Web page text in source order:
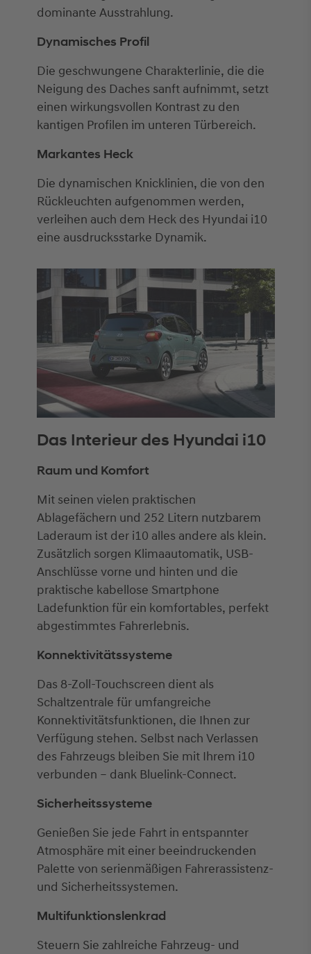
dominante Ausstrahlung.
Dynamisches Profil
Die geschwungene Charakterlinie, die die
Neigung des Daches sanft aufnimmt, setzt
einen wirkungsvollen Kontrast zu den
kantigen Profilen im unteren Türbereich.
Markantes Heck
Die dynamischen Knicklinien, die von den
Rückleuchten aufgenommen werden,
verleihen auch dem Heck des Hyundai i10
eine ausdrucksstarke Dynamik.
Das Interieur des Hyundai i10
Raum und Komfort
Mit seinen vielen praktischen
Ablagefächern und 252 Litern nutzbarem
Laderaum ist der i10 alles andere als klein.
Zusätzlich sorgen Klimaautomatik, USB-
Anschlüsse vorne und hinten und die
praktische kabellose Smartphone
Ladefunktion für ein komfortables, perfekt
abgestimmtes Fahrerlebnis.
Konnektivitätssysteme
Das 8-Zoll-Touchscreen dient als
Schaltzentrale für umfangreiche
Konnektivitätsfunktionen, die Ihnen zur
Verfügung stehen. Selbst nach Verlassen
des Fahrzeugs bleiben Sie mit Ihrem i10
verbunden – dank Bluelink-Connect.
Sicherheitssysteme
Genießen Sie jede Fahrt in entspannter
Atmosphäre mit einer beeindruckenden
Palette von serienmäßigen Fahrerassistenz-
und Sicherheitssystemen.
Multifunktionslenkrad
Steuern Sie zahlreiche Fahrzeug- und